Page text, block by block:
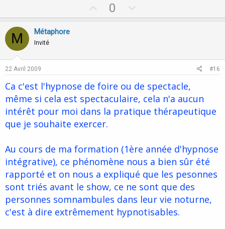
p
t
0
o
v
t
e
M Métaphore
Invité
22 Avril 2009 #16
Ca c'est l'hypnose de foire ou de spectacle,
même si cela est spectaculaire, cela n'a aucun
intérêt pour moi dans la pratique thérapeutique
que je souhaite exercer.
Au cours de ma formation (1ère année d'hypnose
intégrative), ce phénomène nous a bien sûr été
rapporté et on nous a expliqué que les pesonnes
sont triés avant le show, ce ne sont que des
personnes somnambules dans leur vie noturne,
c'est à dire extrêmement hypnotisables.